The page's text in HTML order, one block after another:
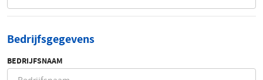
Bedrijfsgegevens
BEDRIJFSNAAM